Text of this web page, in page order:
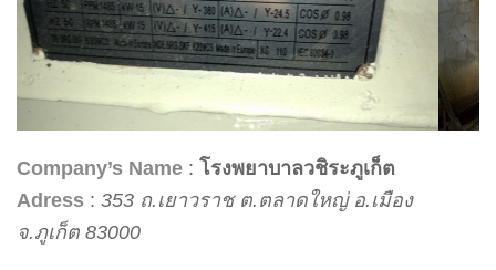
Company’s Name : โรงพยาบาลวชิระภูเก็ต
Adress : 353 ถ.เยาวราช ต.ตลาดใหญ่ อ.เมือง
จ.ภูเก็ต 83000